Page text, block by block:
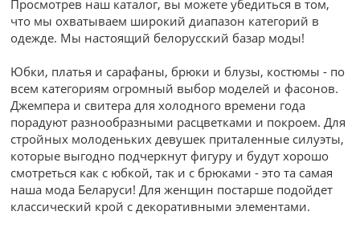
Просмотрев наш каталог, вы можете убедиться в том,
что мы охватываем широкий диапазон категорий в
одежде. Мы настоящий белорусский базар моды!
Юбки, платья и сарафаны, брюки и блузы, костюмы - по
всем категориям огромный выбор моделей и фасонов.
Джемпера и свитера для холодного времени года
порадуют разнообразными расцветками и покроем. Для
стройных молоденьких девушек приталенные силуэты,
которые выгодно подчеркнут фигуру и будут хорошо
смотреться как с юбкой, так и с брюками - это та самая
наша мода Беларуси! Для женщин постарше подойдет
классический крой с декоративными элементами.